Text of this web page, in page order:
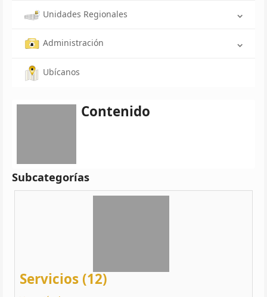
Unidades Regionales
Administración
Ubícanos
Contenido
Subcategorías
Servicios (12)